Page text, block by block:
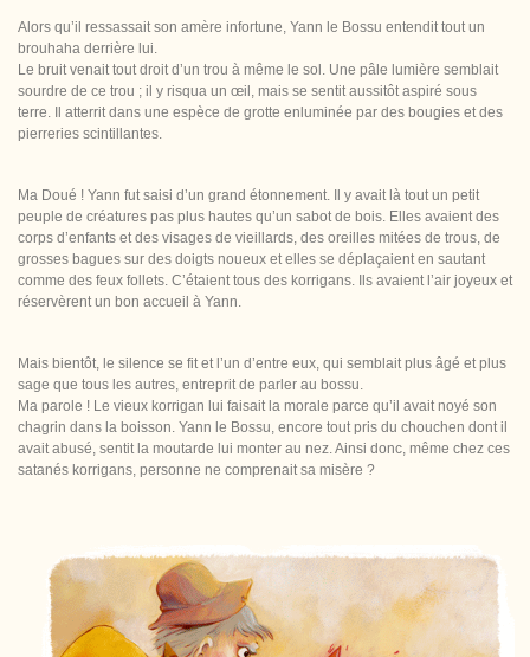
Alors qu’il ressassait son amère infortune, Yann le Bossu entendit tout un
brouhaha derrière lui.
Le bruit venait tout droit d’un trou à même le sol. Une pâle lumière semblait
sourdre de ce trou ; il y risqua un œil, mais se sentit aussitôt aspiré sous
terre. Il atterrit dans une espèce de grotte enluminée par des bougies et des
pierreries scintillantes.
Ma Doué ! Yann fut saisi d’un grand étonnement. Il y avait là tout un petit
peuple de créatures pas plus hautes qu’un sabot de bois. Elles avaient des
corps d’enfants et des visages de vieillards, des oreilles mitées de trous, de
grosses bagues sur des doigts noueux et elles se déplaçaient en sautant
comme des feux follets. C’étaient tous des korrigans. Ils avaient l’air joyeux et
réservèrent un bon accueil à Yann.
Mais bientôt, le silence se fit et l’un d’entre eux, qui semblait plus âgé et plus
sage que tous les autres, entreprit de parler au bossu.
Ma parole ! Le vieux korrigan lui faisait la morale parce qu’il avait noyé son
chagrin dans la boisson. Yann le Bossu, encore tout pris du chouchen dont il
avait abusé, sentit la moutarde lui monter au nez. Ainsi donc, même chez ces
satanés korrigans, personne ne comprenait sa misère ?